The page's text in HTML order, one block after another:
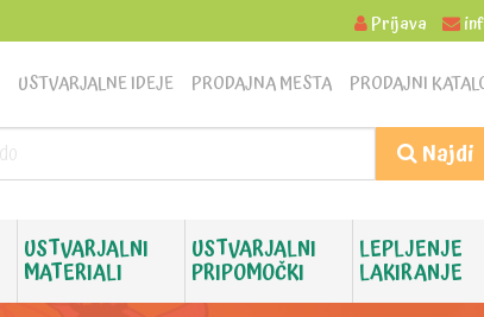
Prijava
PRODAJNI
PRODAJNA MESTA
USTVARJALNE IDEJE
Najdi
USTVARJALNI
MATERIALI
USTVARJALNI
PRIPOMOČKI
LEPLJENJE
LAKIRANJE